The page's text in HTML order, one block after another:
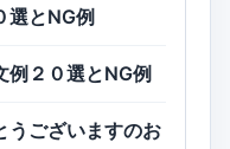
選とNG例
例２０選とNG例
うございますのお